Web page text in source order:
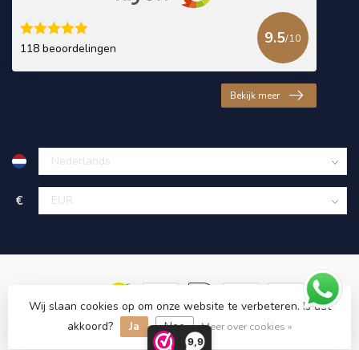
9,9
118 beoordelingen
9.5/10
Bekijk meer
€
© Copyright 2026 KING Microschroeven
Wij slaan cookies op om onze website te verbeteren. Is dat
akkoord?
Ja Nee Meer over cookies »